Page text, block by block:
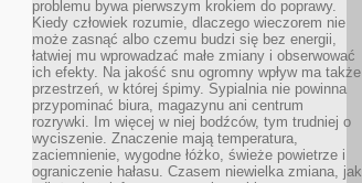
problemu bywa pierwszym krokiem do poprawy.
Kiedy człowiek rozumie, dlaczego wieczorem nie
może zasnąć albo czemu budzi się bez energii,
łatwiej mu wprowadzać małe zmiany i obserwować
ich efekty. Na jakość snu ogromny wpływ ma także
przestrzeń, w której śpimy. Sypialnia nie powinna
przypominać biura, magazynu ani centrum
rozrywki. Im więcej w niej bodźców, tym trudniej o
wyciszenie. Znaczenie mają temperatura,
zaciemnienie, wygodne łóżko, świeże powietrze i
ograniczenie hałasu. Czasem niewielka zmiana, jak